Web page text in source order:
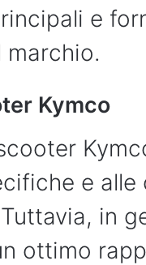
e
Kymco
e
in
ottimo